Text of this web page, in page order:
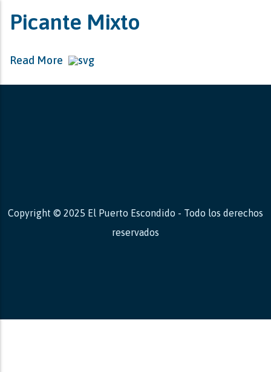
Picante Mixto
Read More
Copyright © 2025 El Puerto Escondido - Todo los derechos
reservados